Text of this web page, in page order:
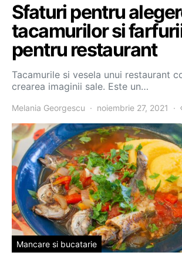
Sfaturi pentru
tacamurilor si
pentru restaurant
Tacamurile si vesela unui restaurant
crearea imaginii sale. Este un…
Melania Georgescu noiembrie 27, 2021
Mancare si bucatarie